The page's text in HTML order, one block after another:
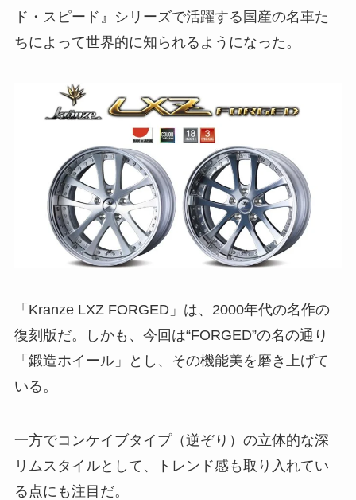
ド・スピード』シリーズで活躍する国産の名車た
ちによって世界的に知られるようになった。
「Kranze LXZ FORGED」は、2000年代の名作の
復刻版だ。しかも、今回は“FORGED”の名の通り
「鍛造ホイール」とし、その機能美を磨き上げて
いる。
一方でコンケイブタイプ（逆ぞり）の立体的な深
リムスタイルとして、トレンド感も取り入れてい
る点にも注目だ。